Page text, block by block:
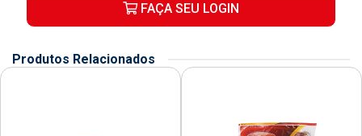
FAÇA SEU LOGIN
Produtos Relacionados